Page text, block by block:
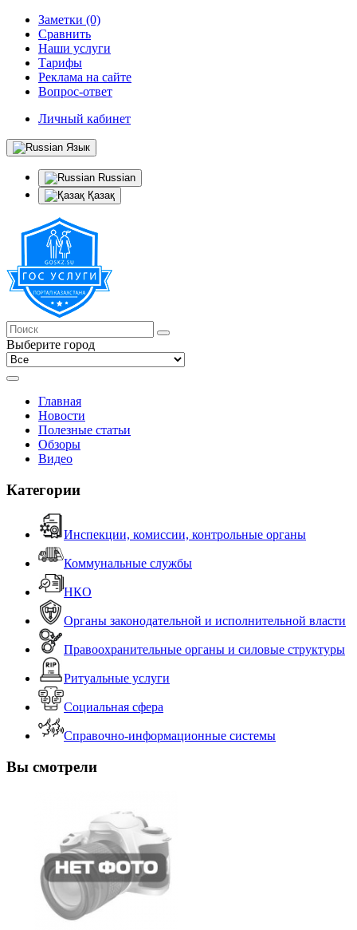
Заметки (0)
Сравнить
Наши услуги
Тарифы
Реклама на сайте
Вопрос-ответ
Личный кабинет
Язык
Russian
Қазақ
Выберите город
Главная
Новости
Полезные статьи
Обзоры
Видео
Категории
Инспекции, комиссии, контрольные органы
Коммунальные службы
НКО
Органы законодательной и исполнительной власти
Правоохранительные органы и силовые структуры
Ритуальные услуги
Социальная сфера
Справочно-информационные системы
Вы смотрели